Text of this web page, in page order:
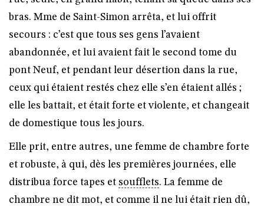
bras. Mme de Saint-Simon arrêta, et lui offrit
secours : c’est que tous ses gens l’avaient
abandonnée, et lui avaient fait le second tome du
pont Neuf, et pendant leur désertion dans la rue,
ceux qui étaient restés chez elle s’en étaient allés ;
elle les battait, et était forte et violente, et changeait
de domestique tous les jours.
Elle prit, entre autres, une femme de chambre forte
et robuste, à qui, dès les premières journées, elle
distribua force tapes et soufflets. La femme de
chambre ne dit mot, et comme il ne lui était rien dû,